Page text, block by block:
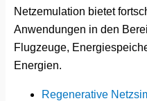
Netzemulation bietet
Anwendungen in den
Flugzeuge,
Energien.
Regenerative